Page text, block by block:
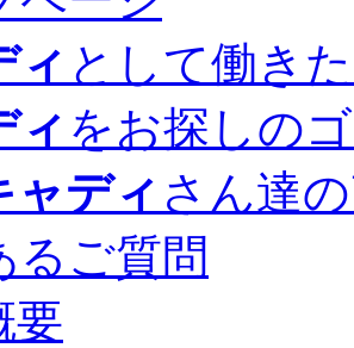
ィ として働き
ィ をお探しの
ャディ さん達
るご質問
要